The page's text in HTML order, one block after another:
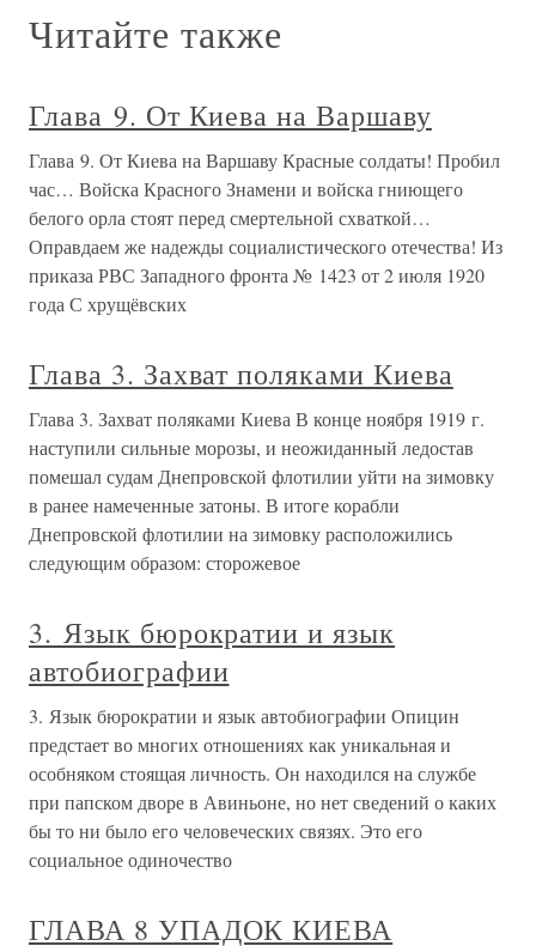
Читайте также
Глава 9. От Киева на Варшаву
Глава 9. От Киева на Варшаву Красные солдаты! Пробил
час… Войска Красного Знамени и войска гниющего
белого орла стоят перед смертельной схваткой…
Оправдаем же надежды социалистического отечества! Из
приказа РВС Западного фронта № 1423 от 2 июля 1920
года С хрущёвских
Глава 3. Захват поляками Киева
Глава 3. Захват поляками Киева В конце ноября 1919 г.
наступили сильные морозы, и неожиданный ледостав
помешал судам Днепровской флотилии уйти на зимовку
в ранее намеченные затоны. В итоге корабли
Днепровской флотилии на зимовку расположились
следующим образом: сторожевое
3. Язык бюрократии и язык
автобиографии
3. Язык бюрократии и язык автобиографии Опицин
предстает во многих отношениях как уникальная и
особняком стоящая личность. Он находился на службе
при папском дворе в Авиньоне, но нет сведений о каких
бы то ни было его человеческих связях. Это его
социальное одиночество
ГЛАВА 8 УПАДОК КИЕВА